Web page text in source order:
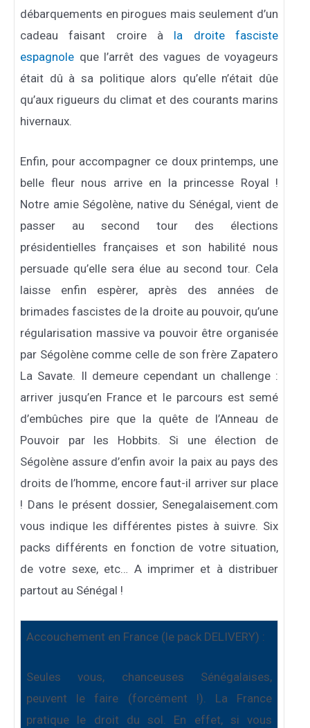
débarquements en pirogues mais seulement d’un
cadeau faisant croire à la droite fasciste
espagnole que l’arrêt des vagues de voyageurs
était dû à sa politique alors qu’elle n’était dûe
qu’aux rigueurs du climat et des courants marins
hivernaux.
Enfin, pour accompagner ce doux printemps, une
belle fleur nous arrive en la princesse Royal !
Notre amie Ségolène, native du Sénégal, vient de
passer au second tour des élections
présidentielles françaises et son habilité nous
persuade qu’elle sera élue au second tour. Cela
laisse enfin espèrer, après des années de
brimades fascistes de la droite au pouvoir, qu’une
régularisation massive va pouvoir être organisée
par Ségolène comme celle de son frère Zapatero
La Savate. Il demeure cependant un challenge :
arriver jusqu’en France et le parcours est semé
d’embûches pire que la quête de l’Anneau de
Pouvoir par les Hobbits. Si une élection de
Ségolène assure d’enfin avoir la paix au pays des
droits de l’homme, encore faut-il arriver sur place
! Dans le présent dossier, Senegalaisement.com
vous indique les différentes pistes à suivre. Six
packs différents en fonction de votre situation,
de votre sexe, etc… A imprimer et à distribuer
partout au Sénégal !
Accouchement en France (le pack DELIVERY) :
Seules vous, chanceuses Sénégalaises,
peuvent le faire (forcément !). La France
pratique le droit du sol. En effet, si vous